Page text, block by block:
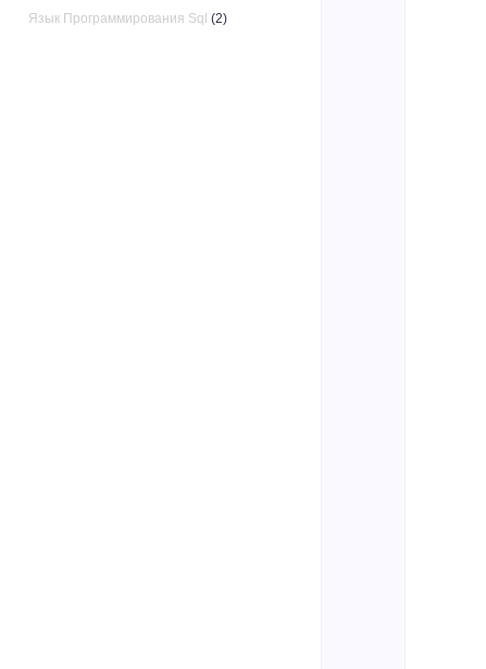
Язык Программирования Sql (2)